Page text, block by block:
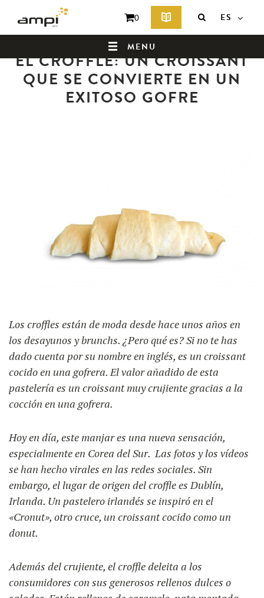
MENU
PÁGINA DE INICIO
PRODUCTOS
Máquinas de gofres
Accesorios
RECETAS
NUESTRO BLOG
FAQ
CONTACTO EN PRESUPUESTO
0 ES
Volver a la lista de noticias
EL CROFFLE: UN CROISSANT
QUE SE CONVIERTE EN UN
EXITOSO GOFRE
Los croffles están de moda desde hace unos años en
los desayunos y brunchs. ¿Pero qué es? Si no te has
dado cuenta por su nombre en inglés, es un croissant
cocido en una gofrera. El valor añadido de esta
pastelería es un croissant muy crujiente gracias a la
cocción en una gofrera.
Hoy en día, este manjar es una nueva sensación,
especialmente en Corea del Sur. Las fotos y los vídeos
se han hecho virales en las redes sociales. Sin
embargo, el lugar de origen del croffle es Dublín,
Irlanda. Un pastelero irlandés se inspiró en el
«Cronut», otro cruce, un croissant cocido como un
donut.
Además del crujiente, el croffle deleita a los
consumidores con sus generosos rellenos dulces o